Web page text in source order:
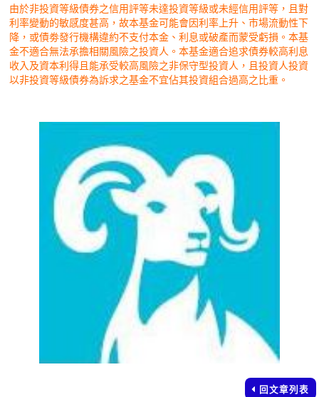
由於非投資等級債券之信用評等未達投資等級或未經信用評等，且對
利率變動的敏感度甚高，故本基金可能會因利率上升、市場流動性下
降，或債劵發行機構違約不支付本金、利息或破產而蒙受虧損。本基
金不適合無法承擔相關風險之投資人。本基金適合追求債券較高利息
收入及資本利得且能承受較高風險之非保守型投資人，且投資人投資
以非投資等級債券為訴求之基金不宜佔其投資組合過高之比重。
回文章列表